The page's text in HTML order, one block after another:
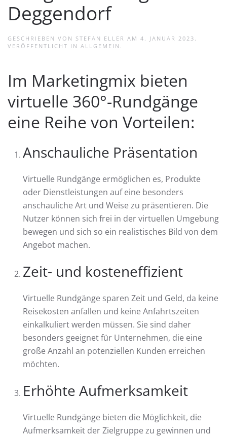
Deggendorf
GESCHRIEBEN VON STEFAN ELLER AM 4. JANUAR 2023
VERÖFFENTLICHT IN ALLGEMEIN
Im Marketingmix bieten
virtuelle 360°-Rundgänge
eine Reihe von Vorteilen:
Anschauliche Präsentation
Virtuelle Rundgänge ermöglichen es, Produkte
oder Dienstleistungen auf eine besonders
anschauliche Art und Weise zu präsentieren. Die
Nutzer können sich frei in der virtuellen Umgebung
bewegen und sich so ein realistisches Bild von dem
Angebot machen.
Zeit- und kosteneffizient
Virtuelle Rundgänge sparen Zeit und Geld, da keine
Reisekosten anfallen und keine Anfahrtszeiten
einkalkuliert werden müssen. Sie sind daher
besonders geeignet für Unternehmen, die eine
große Anzahl an potenziellen Kunden erreichen
möchten.
Erhöhte Aufmerksamkeit
Virtuelle Rundgänge bieten die Möglichkeit, die
Aufmerksamkeit der Zielgruppe zu gewinnen und